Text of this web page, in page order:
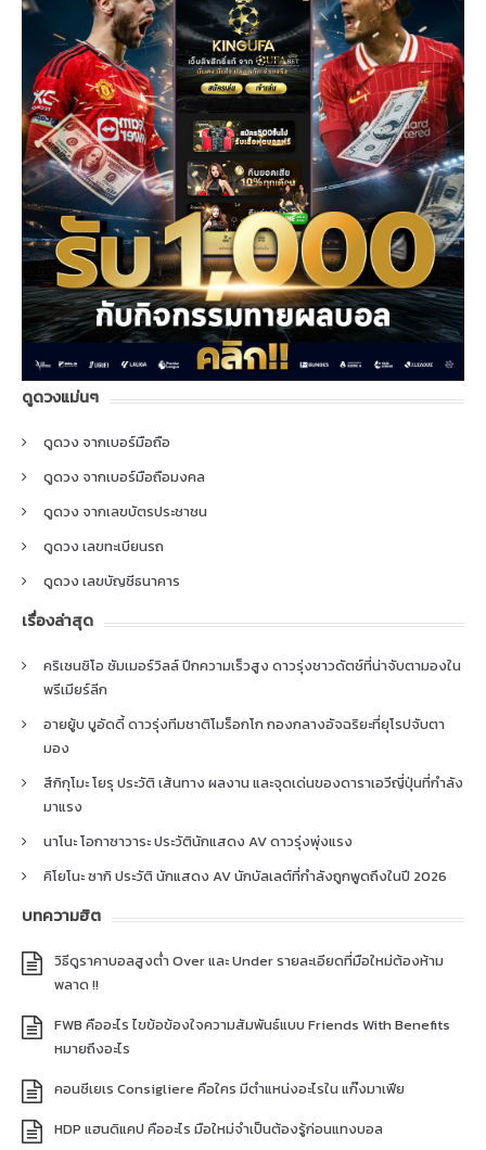
ดูดวงแม่นๆ
ดูดวง จากเบอร์มือถือ
ดูดวง จากเบอร์มือถือมงคล
ดูดวง จากเลขบัตรประชาชน
ดูดวง เลขทะเบียนรถ
ดูดวง เลขบัญชีธนาคาร
เรื่องล่าสุด
คริเซนซิโอ ซัมเมอร์วิลล์ ปีกความเร็วสูง ดาวรุ่งชาวดัตช์ที่น่าจับตามองใน
พรีเมียร์ลีก
อายยู้บ บูอัดดี้ ดาวรุ่งทีมชาติโมร็อกโก กองกลางอัจฉริยะที่ยุโรปจับตา
มอง
สึกิกุโมะ โยรุ ประวัติ เส้นทาง ผลงาน และจุดเด่นของดาราเอวีญี่ปุ่นที่กำลัง
มาแรง
นาโนะ โอกาซาวาระ ประวัตินักแสดง AV ดาวรุ่งพุ่งแรง
คิโยโนะ ซากิ ประวัติ นักแสดง AV นักบัลเลต์ที่กำลังถูกพูดถึงในปี 2026
บทความฮิต
วิธีดูราคาบอลสูงต่ำ Over และ Under รายละเอียดที่มือใหม่ต้องห้าม
พลาด !!
FWB คืออะไร ไขข้อข้องใจความสัมพันธ์แบบ Friends With Benefits
หมายถึงอะไร
คอนซีเยเร Consigliere คือใคร มีตำแหน่งอะไรใน แก๊งมาเฟีย
HDP แฮนดิแคป คืออะไร มือใหม่จำเป็นต้องรู้ก่อนแทงบอล